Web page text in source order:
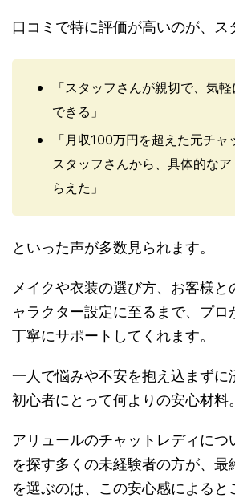
口コミで特に評価が高いのが、ス
「スタッフさんが親切で、気
できる」
「月収100万円を超えた元チャ
スタッフさんから、具体的な
らえた」
といった声が多数見られます。
メイクや衣装の選び方、お客様と
ャラクター設定に至るまで、プロ
丁寧にサポートしてくれます。
一人で悩みや不安を抱え込まずに
初心者にとって何よりの安心材料。
アリュールのチャットレディにつ
を探す多くの未経験者の方が、最
を選ぶのは、この安心感によると